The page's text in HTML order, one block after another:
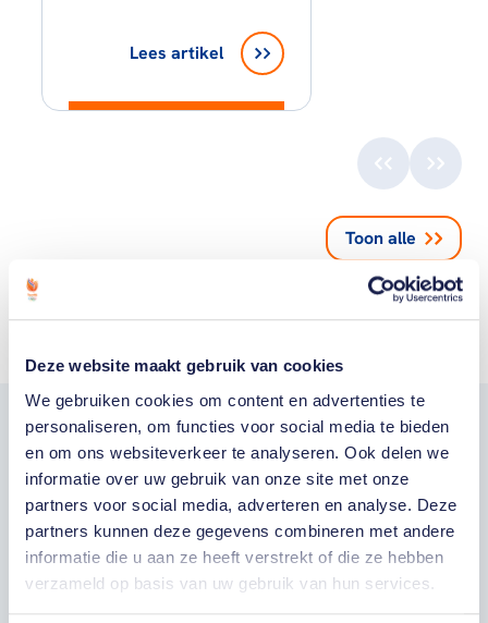
Deze website maakt gebruik van cookies
We gebruiken cookies om content en advertenties te
personaliseren, om functies voor social media te bieden
en om ons websiteverkeer te analyseren. Ook delen we
informatie over uw gebruik van onze site met onze
partners voor social media, adverteren en analyse. Deze
partners kunnen deze gegevens combineren met andere
informatie die u aan ze heeft verstrekt of die ze hebben
verzameld op basis van uw gebruik van hun services.
Lees artikel
Toon alle
Word fan van
TeamNL
Wil je als fan van TeamNL als eerste op de
hoogte zijn van onze sporters, toernooien,